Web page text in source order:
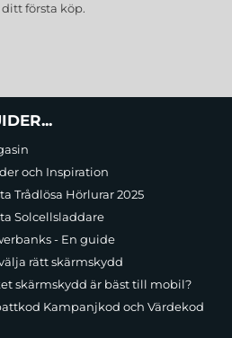
ditt första köp.
och Inspiration
Trådlösa Hörlurar 2025
Solcellsladdare
- En guide
rätt skärmskydd
skärmskydd är bäst till mobil?
Kampanjkod och Värdekod